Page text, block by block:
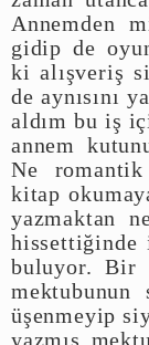
Annemden
gidip de
ki alışveriş
de aynısını
aldım bu iş
annem
Ne
kitap
yazmaktan
hissettiğinde
buluyor. Bir
üşenmeyip
yazmış